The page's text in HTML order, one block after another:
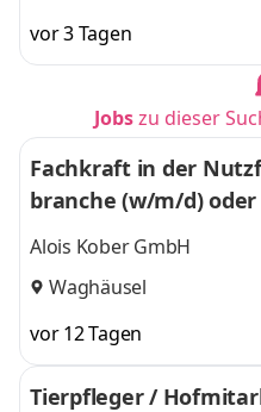
vor 3 Tagen
Jobszu dieser
Fachkraft in der
branche (w/m/d)
m/d) / Kfz-Mechaniker
Alois Kober GmbH
Waghäusel
vor 12 Tagen
Tierpfleger /